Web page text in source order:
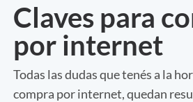
Claves para
por internet
Todas las dudas que tenés a la
compra por internet, quedan